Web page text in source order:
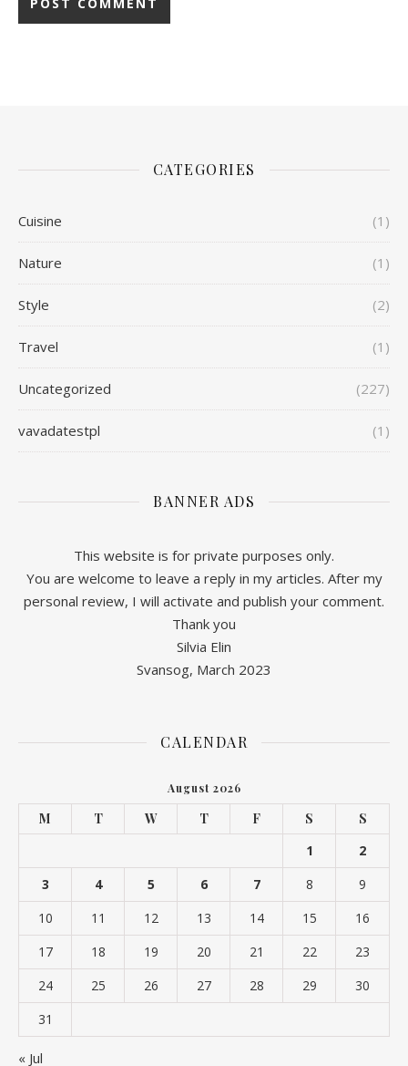
CATEGORIES
Cuisine (1)
Nature (1)
Style (2)
Travel (1)
Uncategorized (227)
vavadatestpl (1)
BANNER ADS
This website is for private purposes only.
You are welcome to leave a reply in my articles. After my
personal review, I will activate and publish your comment.
Thank you
Silvia Elin
Svansog, March 2023
CALENDAR
August 2026
M T W T F S
S
1
2
3
4 5 6 7 8
9
10
11 12 13 14 15
16
17
18 19 20 21 22
23
24
25 26 27 28 29
30
31
« Jul